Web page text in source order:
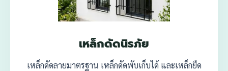
เหล็กดัดนิรภัย
เหล็กดัดลายมาตรฐาน เหล็กดัดพับเก็บได้ และเหล็กยืด